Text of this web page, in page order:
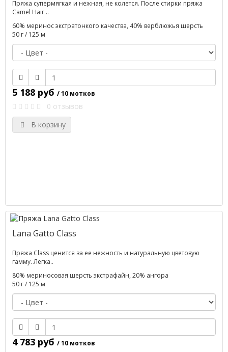
Пряжа супермягкая и нежная, не колется. После стирки пряжа
Camel Hair ..
60% меринос экстратонкого качества, 40% верблюжья шерсть
50 г / 125 м
5 188 руб / 10 мотков
0 отзывов
В корзину
Lana Gatto Class
Пряжа Class ценится за ее нежность и натуральную цветовую
гамму. Легка..
80% мериносовая шерсть экстрафайн, 20% ангора
50 г / 125 м
4 783 руб / 10 мотков